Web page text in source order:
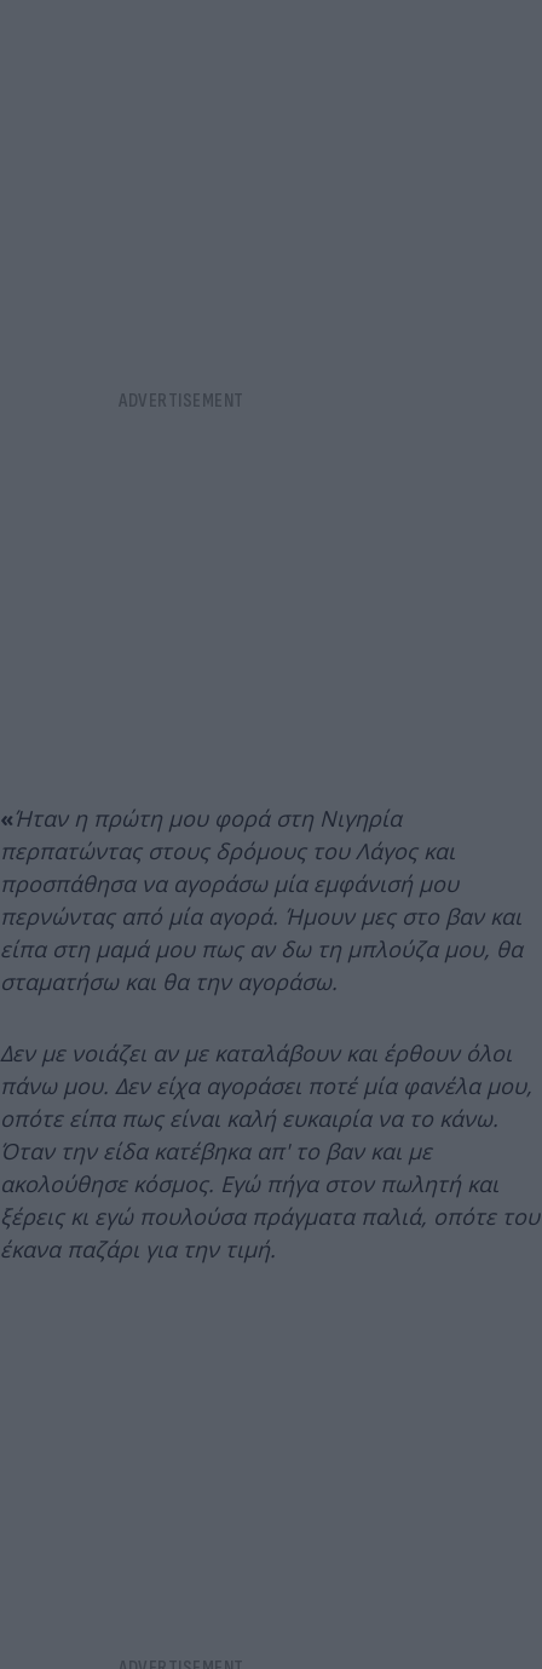
«Ήταν η πρώτη μου φορά στη Νιγηρία
περπατώντας στους δρόμους του Λάγος και
προσπάθησα να αγοράσω μία εμφάνισή μου
περνώντας από μία αγορά. Ήμουν μες στο βαν και
είπα στη μαμά μου πως αν δω τη μπλούζα μου, θα
σταματήσω και θα την αγοράσω.
Δεν με νοιάζει αν με καταλάβουν και έρθουν όλοι
πάνω μου. Δεν είχα αγοράσει ποτέ μία φανέλα μου,
οπότε είπα πως είναι καλή ευκαιρία να το κάνω.
Όταν την είδα κατέβηκα απ' το βαν και με
ακολούθησε κόσμος. Εγώ πήγα στον πωλητή και
ξέρεις κι εγώ πουλούσα πράγματα παλιά, οπότε του
έκανα παζάρι για την τιμή.